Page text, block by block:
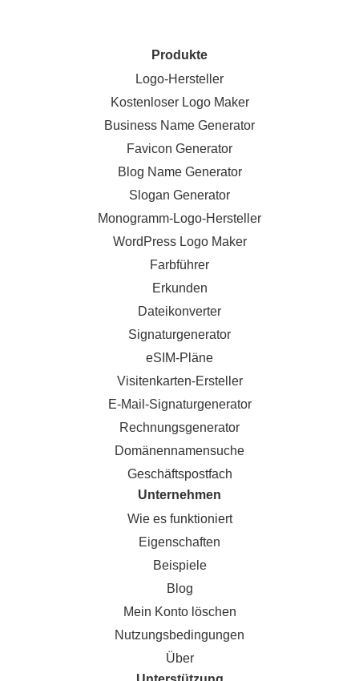
Produkte
Logo-Hersteller
Kostenloser Logo Maker
Business Name Generator
Favicon Generator
Blog Name Generator
Slogan Generator
Monogramm-Logo-Hersteller
WordPress Logo Maker
Farbführer
Erkunden
Dateikonverter
Signaturgenerator
eSIM-Pläne
Visitenkarten-Ersteller
E-Mail-Signaturgenerator
Rechnungsgenerator
Domänennamensuche
Geschäftspostfach
Unternehmen
Wie es funktioniert
Eigenschaften
Beispiele
Blog
Mein Konto löschen
Nutzungsbedingungen
Über